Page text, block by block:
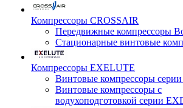
Компрессоры CROSSAIR
Передвижные компрессоры
Стационарные винтовые
Компрессоры EXELUTE
Винтовые компрессоры
Винтовые компрессоры с
водухоподготовкой серии